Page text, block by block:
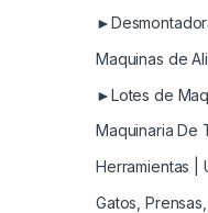
Maquinas de
►Lotes de
Maquinaria De
Herramientas |
Gatos,